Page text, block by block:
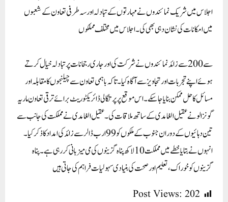
اجلاس میں شریک نمائندوں نے مہارتوں کے تبادلہ اور سہ طرفی تعاون کے شعبوں
میں امکانات کی نشان دہی بھی کی۔اجلاس میں مختلف مملکوں
سے 200 سے زائد نمائندوں نے شرکت کی اور جاری رجحانات پر تبادلہ خیال کرتے
ہوئے اپنے تجربات اور تجاویز سے آگاہ کیا۔ تاکہ باہمی تعاون سے چیلنجوں کا مقابلہ اور
مسائل کا حل ممکن بنایا جا سکے۔اس موقع پر پرتگالی ڈائریکٹوریٹ برائے ترقی تعاون ماریہ
گونزالو نے عقیل الغامدی کے ساتھ ملاقات کی ۔عقیل الغامدی نے مملکت کی جانب سے
تین دہائیوں کے دوران جنوب کے ملکوں کو 99 ارب ڈالر سے زائد کی امداد کا ذکر کیا۔
انہوں نے بتایا خطے میں مملکت 10 لاکھ پناہ گزینوں کی می میزبانی کر رہی ہے۔ پناہ
گزینوں کو خوراک ، تعلیم اور صحت کی بنیادی سہولیات فراہم کی جاتی ہیں
Post Views: 202